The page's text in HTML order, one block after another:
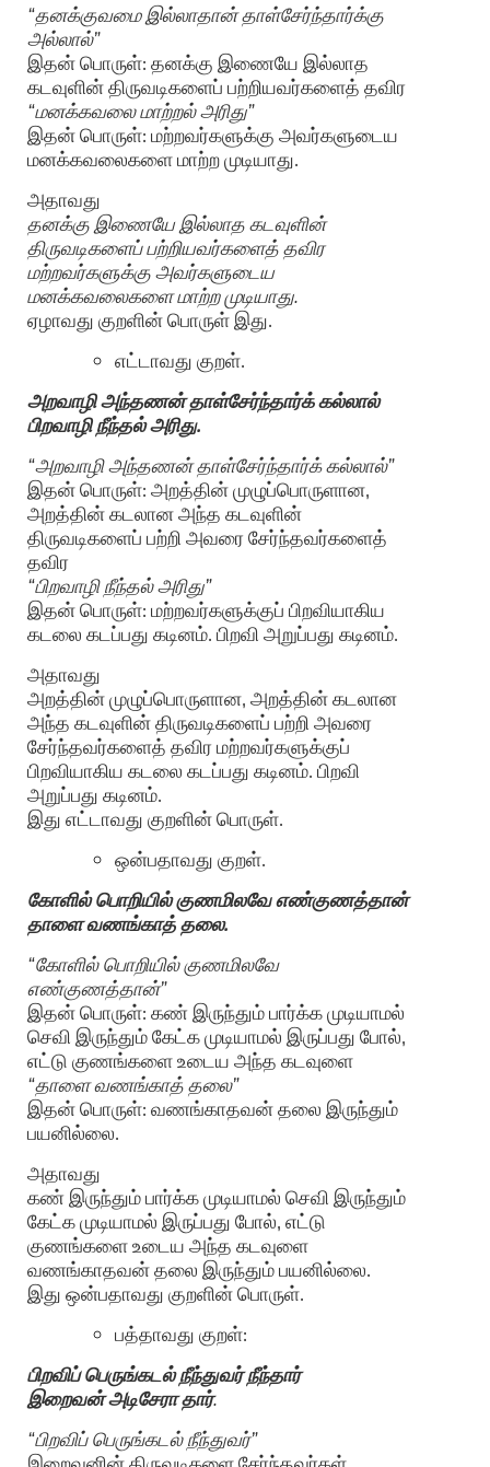
“தனக்குவமை இல்லாதான் தாள்சேர்ந்தார்க்கு
அல்லால்”
இதன் பொருள்: தனக்கு இணையே இல்லாத
கடவுளின் திருவடிகளைப் பற்றியவர்களைத் தவிர
“மனக்கவலை மாற்றல் அரிது”
இதன் பொருள்: மற்றவர்களுக்கு அவர்களுடைய
மனக்கவலைகளை மாற்ற முடியாது.
அதாவது
தனக்கு இணையே இல்லாத கடவுளின்
திருவடிகளைப் பற்றியவர்களைத் தவிர
மற்றவர்களுக்கு அவர்களுடைய
மனக்கவலைகளை மாற்ற முடியாது.
ஏழாவது குறளின் பொருள் இது.
எட்டாவது குறள்.
அறவாழி அந்தணன் தாள்சேர்ந்தார்க் கல்லால்
பிறவாழி நீந்தல் அரிது.
“அறவாழி அந்தணன் தாள்சேர்ந்தார்க் கல்லால்”
இதன் பொருள்: அறத்தின் முழுப்பொருளான,
அறத்தின் கடலான அந்த கடவுளின்
திருவடிகளைப் பற்றி அவரை சேர்ந்தவர்களைத்
தவிர
“பிறவாழி நீந்தல் அரிது”
இதன் பொருள்: மற்றவர்களுக்குப் பிறவியாகிய
கடலை கடப்பது கடினம். பிறவி அறுப்பது கடினம்.
அதாவது
அறத்தின் முழுப்பொருளான, அறத்தின் கடலான
அந்த கடவுளின் திருவடிகளைப் பற்றி அவரை
சேர்ந்தவர்களைத் தவிர மற்றவர்களுக்குப்
பிறவியாகிய கடலை கடப்பது கடினம். பிறவி
அறுப்பது கடினம்.
இது எட்டாவது குறளின் பொருள்.
ஒன்பதாவது குறள்.
கோளில் பொறியில் குணமிலவே எண்குணத்தான்
தாளை வணங்காத் தலை.
“கோளில் பொறியில் குணமிலவே
எண்குணத்தான்”
இதன் பொருள்: கண் இருந்தும் பார்க்க முடியாமல்
செவி இருந்தும் கேட்க முடியாமல் இருப்பது போல்,
எட்டு குணங்களை உடைய அந்த கடவுளை
“தாளை வணங்காத் தலை”
இதன் பொருள்: வணங்காதவன் தலை இருந்தும்
பயனில்லை.
அதாவது
கண் இருந்தும் பார்க்க முடியாமல் செவி இருந்தும்
கேட்க முடியாமல் இருப்பது போல், எட்டு
குணங்களை உடைய அந்த கடவுளை
வணங்காதவன் தலை இருந்தும் பயனில்லை.
இது ஒன்பதாவது குறளின் பொருள்.
பத்தாவது குறள்:
பிறவிப் பெருங்கடல் நீந்துவர் நீந்தார்
இறைவன் அடிசேரா தார்.
“பிறவிப் பெருங்கடல் நீந்துவர்”